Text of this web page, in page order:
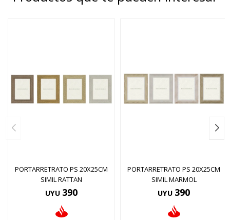
PORTARRETRATO PS 20X25CM
SIMIL RATTAN
UYU 390
PORTARRETRATO PS 20X25CM
SIMIL MARMOL
UYU 390